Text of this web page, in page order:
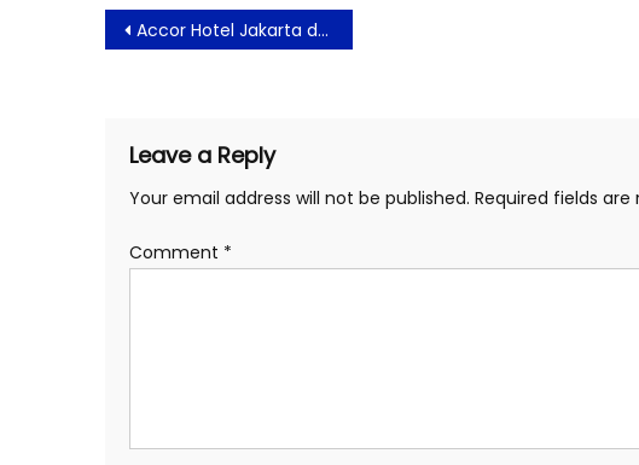
Post
navigation
Accor Hotel Jakarta dan Sekitar Merayakan Malam Apresiasi Penuh Inspirasi ‘Meet ALL Partners’
Leave a Reply
Your email address will not be published. Required fields are
Comment *